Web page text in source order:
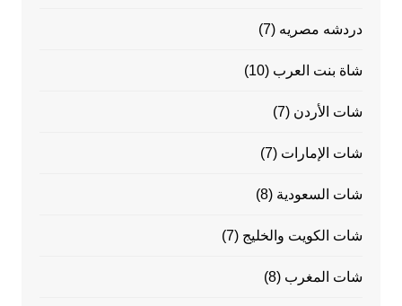
دردشه مصريه (7)
شاة بنت العرب (10)
شات الأردن (7)
شات الإمارات (7)
شات السعودية (8)
شات الكويت والخليج (7)
شات المغرب (8)